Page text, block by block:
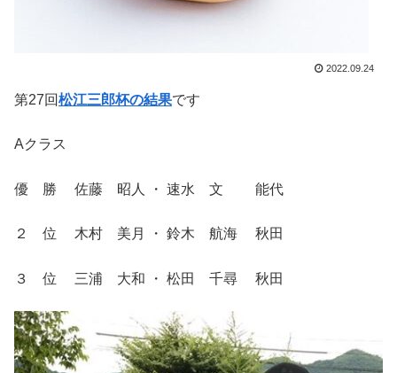
2022.09.24
第27回松江三郎杯の結果です
Aクラス
優 勝 佐藤 昭人 ・ 速水 文 能代
２ 位 木村 美月 ・ 鈴木 航海 秋田
３ 位 三浦 大和 ・ 松田 千尋 秋田